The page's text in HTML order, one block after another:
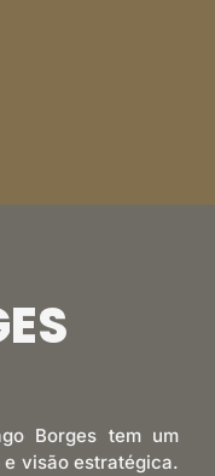
Borges tem um
visão estratégica.